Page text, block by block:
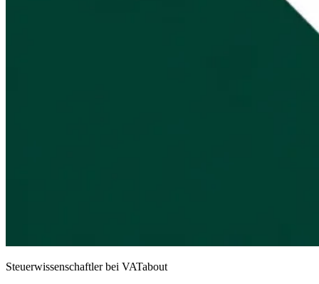
Steuerwissenschaftler bei VATabout